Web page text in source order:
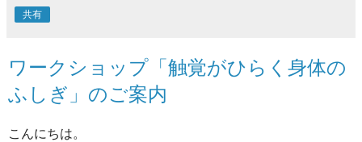
共有
ワークショップ「触覚がひらく身体の
ふしぎ」のご案内
こんにちは。